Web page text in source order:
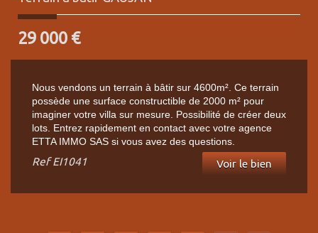
29 000 €
Nous vendons un terrain à bâtir sur 4600m². Ce terrain
possède une surface constructible de 2000 m² pour
imaginer votre villa sur mesure. Possibilité de créer deux
lots. Entrez rapidement en contact avec votre agence
ETTA IMMO SAS si vous avez des questions.
RefEI1041 Voir le bien